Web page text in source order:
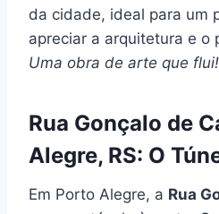
da cidade, ideal para um
apreciar a arquitetura e o
Uma obra de arte que flui!
Rua Gonçalo de
Alegre, RS: O
Em Porto Alegre, a Rua